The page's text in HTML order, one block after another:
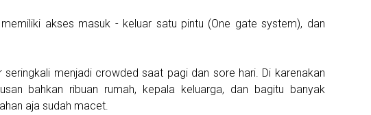
akses masuk - keluar satu pintu (One gate system), dan
menjadi crowded saat pagi dan sore hari. Di karenakan
bahkan ribuan rumah, kepala keluarga, dan bagitu banyak
aja sudah macet.